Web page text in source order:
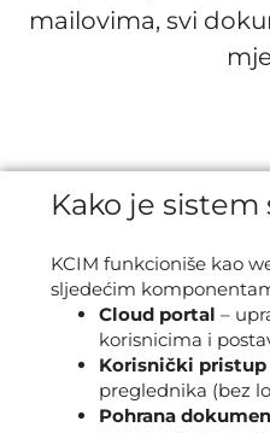
mailovima, svi
Kako je sistem
KCIM funkcioniše kao
sljedećim
Cloud portal –
korisnicima i
Korisnički pristup
preglednika (bez
Pohrana